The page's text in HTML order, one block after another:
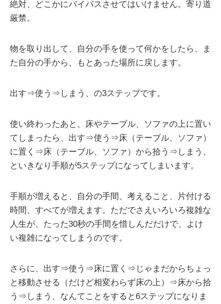
絶対、どこかにバイパスさせてはいけません。寄り道
厳禁。
物を取り出して、自分の手を使って何かをしたら、ま
た自分の手から、もとあった場所に戻します。
出す⇒使う⇒しまう、の3ステップです。
使い終わったあと、床やテーブル、ソファの上に置い
てしまったら、出す⇒使う⇒床（テーブル、ソファ）
に置く⇒床（テーブル、ソファ）から拾う⇒しまう、
といきなり手順が5ステップになってしまいます。
手順が増えると、自分の手間、考えること、片付ける
時間、すべてが増えます。ただでさえいろいろ複雑な
人生が、たった30秒の手間を惜しんだだけで、よけ
い複雑になってしまうのです。
さらに、出す⇒使う⇒床に置く⇒じゃまだからちょっ
と移動させる（だけど相変わらず床の上）⇒床から拾
う⇒しまう、なんてことをすると6ステップになりま